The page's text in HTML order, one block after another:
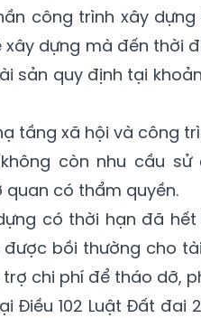
công trình xây
dựng mà đến thời
sản quy định tại
tầng xã hội và công
còn nhu cầu
có thẩm quyền.
có thời hạn đã
bồi thường cho
chi phí để tháo dỡ,
Điều 102 Luật Đất đai